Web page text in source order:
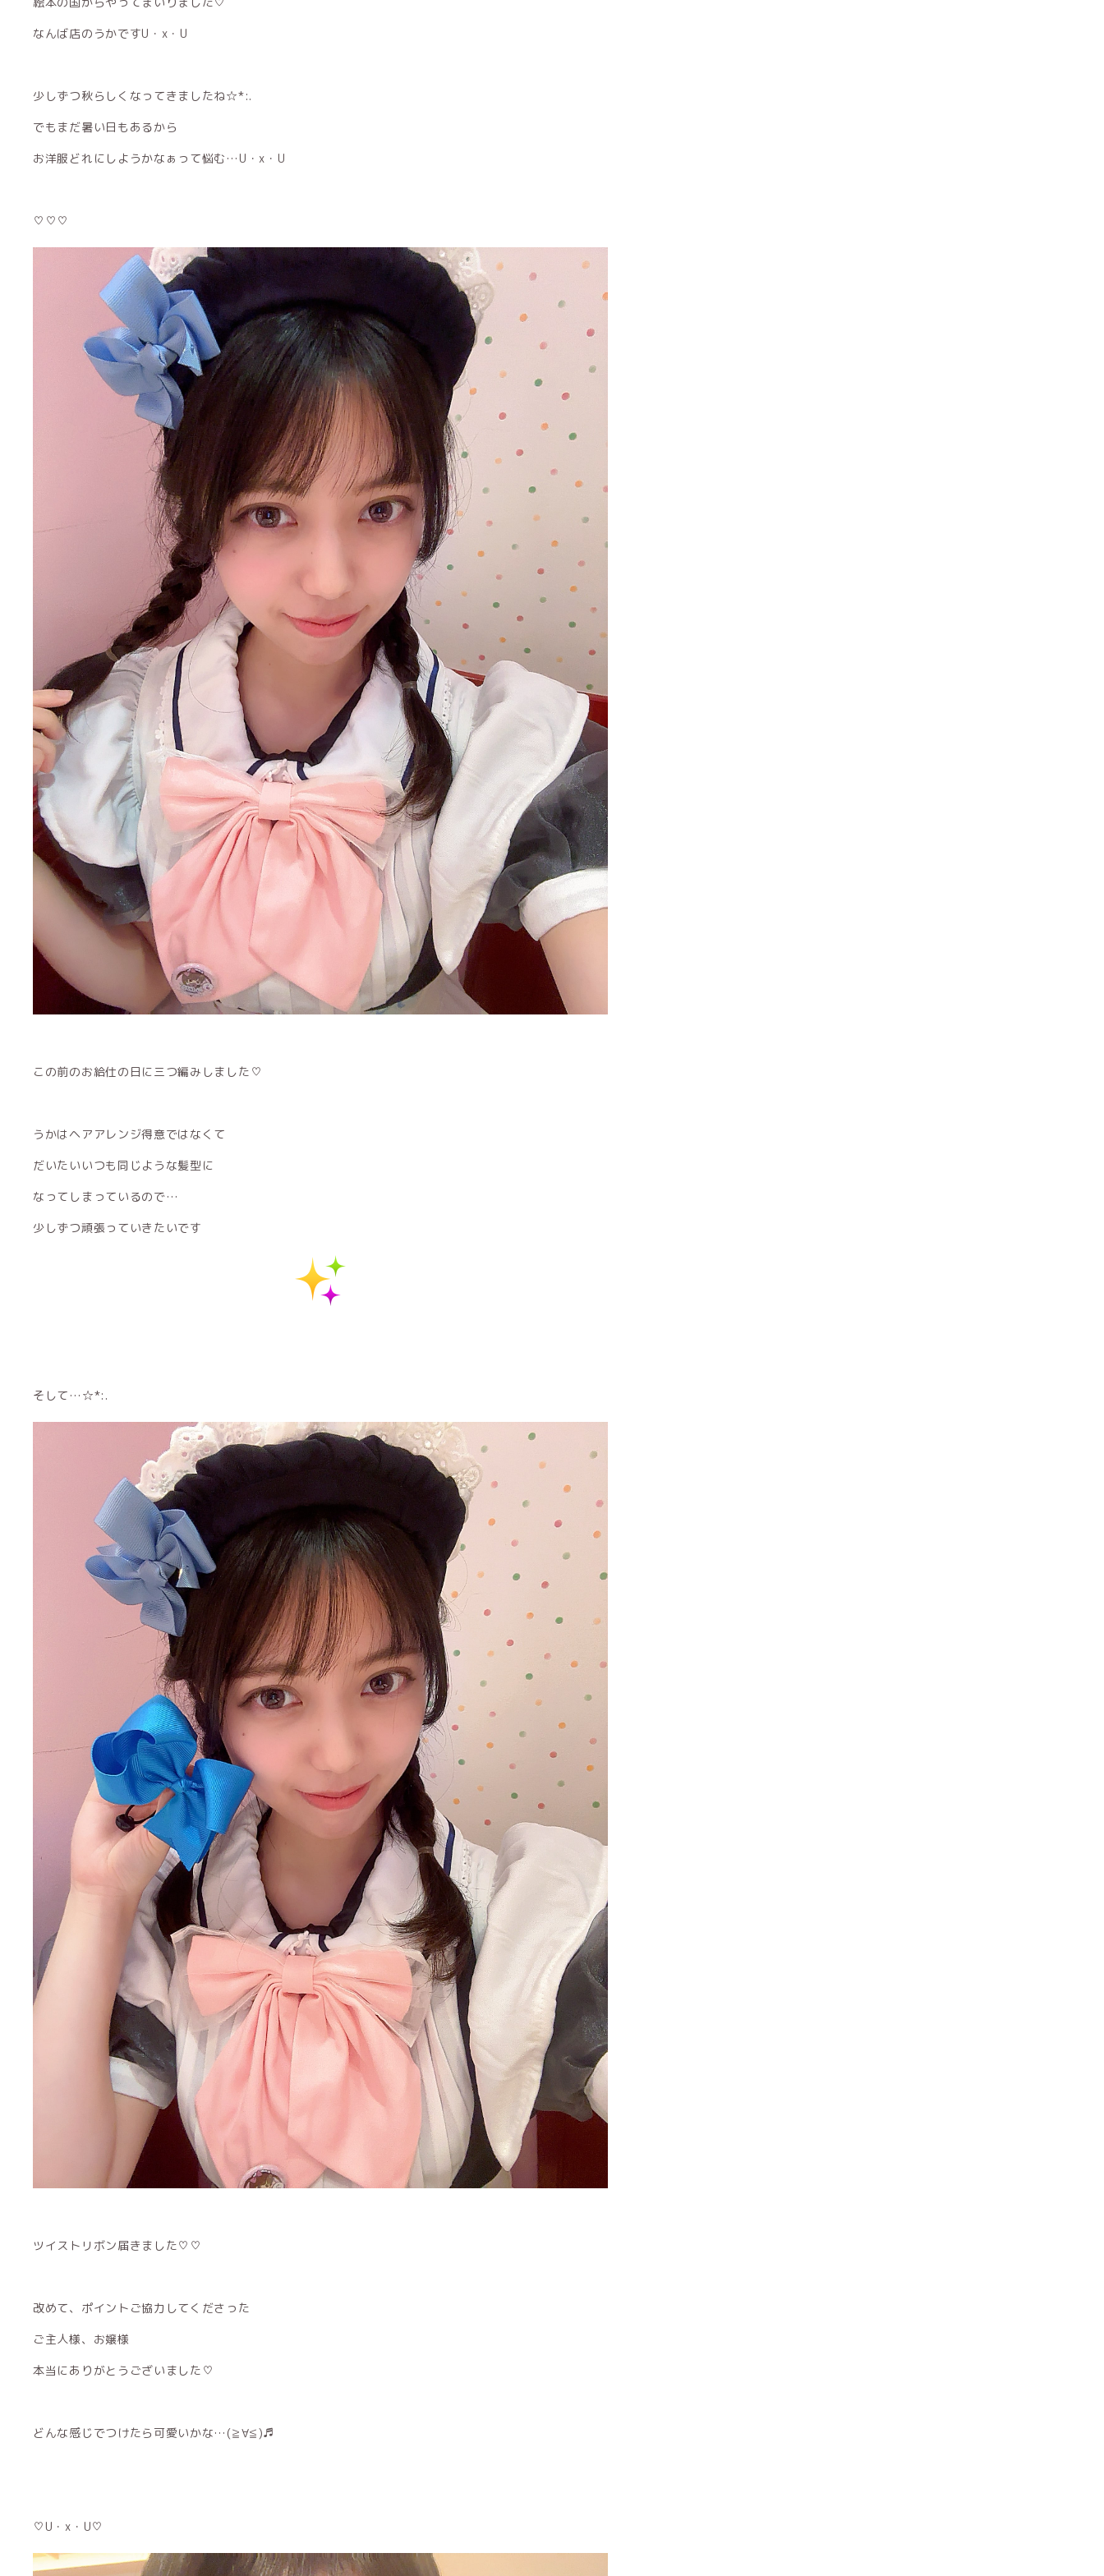
なんば店のうかですU・x・U
少しずつ秋らしくなってきましたね☆*:.
でもまだ暑い日もあるから
お洋服どれにしようかなぁって悩む…U・x・U
♡♡♡
この前のお給仕の日に三つ編みしました♡
うかはヘアアレンジ得意ではなくて
だいたいいつも同じような髪型に
なってしまっているので…
少しずつ頑張っていきたいです
そして…☆*:.
ツイストリボン届きました♡♡
改めて、ポイントご協力してくださった
ご主人様、お嬢様
本当にありがとうございました♡
どんな感じでつけたら可愛いかな…(≧∀≦)♬
♡U・x・U♡